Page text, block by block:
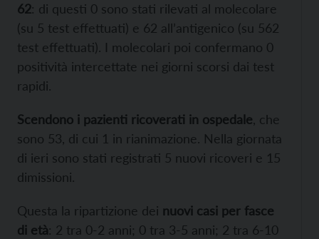
62: di questi 0 sono stati rilevati al molecolare
(su 5 test effettuati) e 62 all’antigenico (su 562
test effettuati). I molecolari poi confermano 0
positività intercettate nei giorni scorsi dai test
rapidi.
Scendono i pazienti ricoverati in ospedale , che
sono 53, di cui 1 in rianimazione. Nella giornata
di ieri sono stati registrati 5 nuovi ricoveri e 15
dimissioni.
Questa la ripartizione dei nuovi casi per fasce
di età: 2 tra 0-2 anni; 0 tra 3-5 anni; 2 tra 6-10